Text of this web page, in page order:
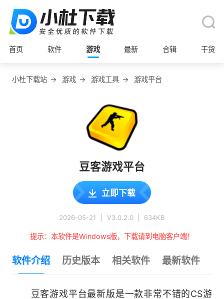
首页 软件 游戏 最新 合辑 干货
小杜下载站 → 游戏 → 游戏工具 → 游戏平台
豆客游戏平台
立即下载
2026-05-21 V3.0.2.0 634KB
提示：本软件是Windows版，下载请到电脑客户端！
软件介绍 历史版本 相关软件 最新软件
豆客游戏平台最新版是一款非常不错的CS游